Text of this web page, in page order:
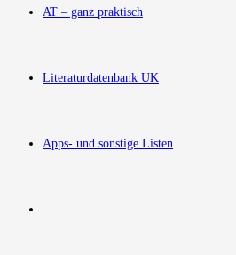
AT – ganz praktisch
Literaturdatenbank UK
Apps- und sonstige Listen